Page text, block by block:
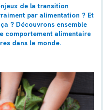
de la transition
par alimentation ? Et
? Découvrons ensemble
comportement alimentaire
dans le monde.